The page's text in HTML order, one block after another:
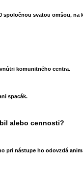
spoločnou svätou omšou,
komunitného centra.
spacák.
alebo cennosti?
pri nástupe ho odovzdá